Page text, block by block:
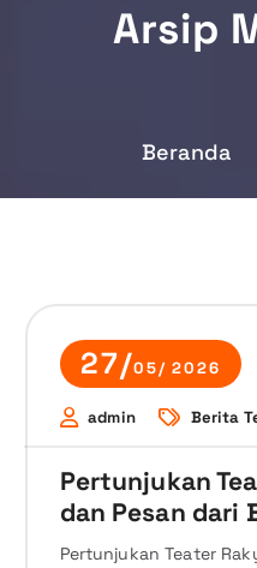
Arsip
Beranda
27/05/ 2026
admin Berita
Pertunjukan
dan Pesan dari
Pertunjukan Teater